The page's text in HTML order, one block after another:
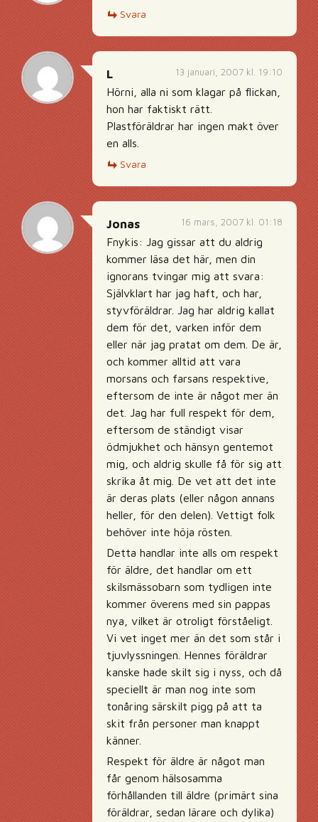
Svara
13 januari, 2007 kl. 19:10
L
Hörni, alla ni som klagar på flickan,
hon har faktiskt rätt.
Plastföräldrar har ingen makt över
en alls.
Svara
16 mars, 2007 kl. 01:18
Jonas
Fnykis: Jag gissar att du aldrig
kommer läsa det här, men din
ignorans tvingar mig att svara:
Självklart har jag haft, och har,
styvföräldrar. Jag har aldrig kallat
dem för det, varken inför dem
eller när jag pratat om dem. De är,
och kommer alltid att vara
morsans och farsans respektive,
eftersom de inte är något mer än
det. Jag har full respekt för dem,
eftersom de ständigt visar
ödmjukhet och hänsyn gentemot
mig, och aldrig skulle få för sig att
skrika åt mig. De vet att det inte
är deras plats (eller någon annans
heller, för den delen). Vettigt folk
behöver inte höja rösten.
Detta handlar inte alls om respekt
för äldre, det handlar om ett
skilsmässobarn som tydligen inte
kommer överens med sin pappas
nya, vilket är otroligt förståeligt.
Vi vet inget mer än det som står i
tjuvlyssningen. Hennes föräldrar
kanske hade skilt sig i nyss, och då
speciellt är man nog inte som
tonåring särskilt pigg på att ta
skit från personer man knappt
känner.
Respekt för äldre är något man
får genom hälsosamma
förhållanden till äldre (primärt sina
föräldrar, sedan lärare och dylika)